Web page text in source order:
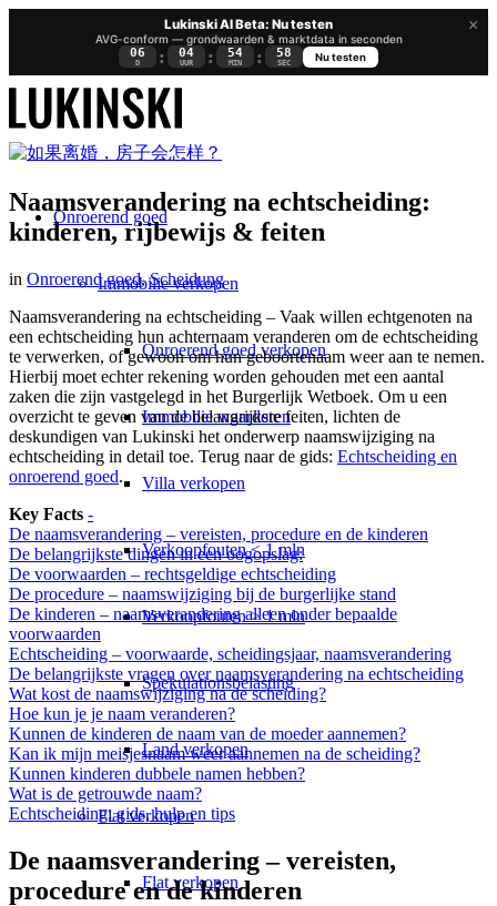
×
Lukinski AI Beta: Nu testen
AVG-conform — grondwaarden & marktdata in seconden
06
D : 04
UUR : 54
MIN : 57
SEC
Nu testen
Onroerend goed
Immobilie verkopen
Onroerend goed verkopen
Immobilie waarderen
Villa verkopen
Verkoopfouten < 1 mln
Verkoopfouten > 1 mln
Spekulationsbelasting
Land verkopen
Flatverkopen
Flat verkopen
Naamsverandering na echtscheiding:
kinderen, rijbewijs & feiten
in Onroerend goed,Scheidung
Naamsverandering na echtscheiding – Vaak willen echtgenoten na
een echtscheiding hun achternaam veranderen om de echtscheiding
te verwerken, of gewoon om hun geboortenaam weer aan te nemen.
Hierbij moet echter rekening worden gehouden met een aantal
zaken die zijn vastgelegd in het Burgerlijk Wetboek. Om u een
overzicht te geven van de belangrijkste feiten, lichten de
deskundigen van Lukinski het onderwerp naamswijziging na
echtscheiding in detail toe. Terug naar de gids: Echtscheiding en
onroerend goed.
Key Facts -
De naamsverandering – vereisten, procedure en de kinderen
De belangrijkste dingen in een oogopslag:
De voorwaarden – rechtsgeldige echtscheiding
De procedure – naamswijziging bij de burgerlijke stand
De kinderen – naamsverandering alleen onder bepaalde
voorwaarden
Echtscheiding – voorwaarde, scheidingsjaar, naamsverandering
De belangrijkste vragen over naamsverandering na echtscheiding
Wat kost de naamswijziging na de scheiding?
Hoe kun je je naam veranderen?
Kunnen de kinderen de naam van de moeder aannemen?
Kan ik mijn meisjesnaam weer aannemen na de scheiding?
Kunnen kinderen dubbele namen hebben?
Wat is de getrouwde naam?
Echtscheiding: gids, hulp en tips
De naamsverandering – vereisten,
procedure en de kinderen